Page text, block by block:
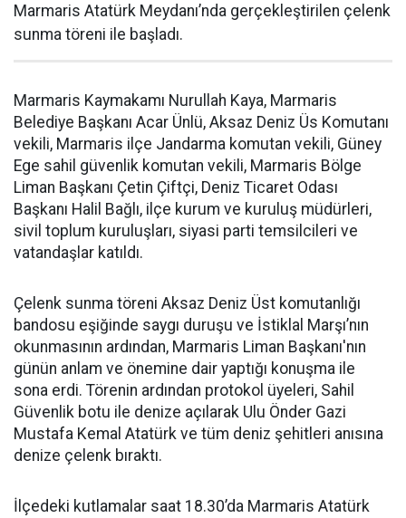
Marmaris Atatürk Meydanı’nda gerçekleştirilen çelenk
sunma töreni ile başladı.
Marmaris Kaymakamı Nurullah Kaya, Marmaris
Belediye Başkanı Acar Ünlü, Aksaz Deniz Üs Komutanı
vekili, Marmaris ilçe Jandarma komutan vekili, Güney
Ege sahil güvenlik komutan vekili, Marmaris Bölge
Liman Başkanı Çetin Çiftçi, Deniz Ticaret Odası
Başkanı Halil Bağlı, ilçe kurum ve kuruluş müdürleri,
sivil toplum kuruluşları, siyasi parti temsilcileri ve
vatandaşlar katıldı.
Çelenk sunma töreni Aksaz Deniz Üst komutanlığı
bandosu eşiğinde saygı duruşu ve İstiklal Marşı’nın
okunmasının ardından, Marmaris Liman Başkanı'nın
günün anlam ve önemine dair yaptığı konuşma ile
sona erdi. Törenin ardından protokol üyeleri, Sahil
Güvenlik botu ile denize açılarak Ulu Önder Gazi
Mustafa Kemal Atatürk ve tüm deniz şehitleri anısına
denize çelenk bıraktı.
İlçedeki kutlamalar saat 18.30’da Marmaris Atatürk